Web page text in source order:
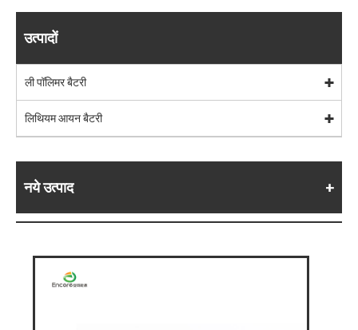
उत्पादों
ली पॉलिमर बैटरी
लिथियम आयन बैटरी
नये उत्पाद